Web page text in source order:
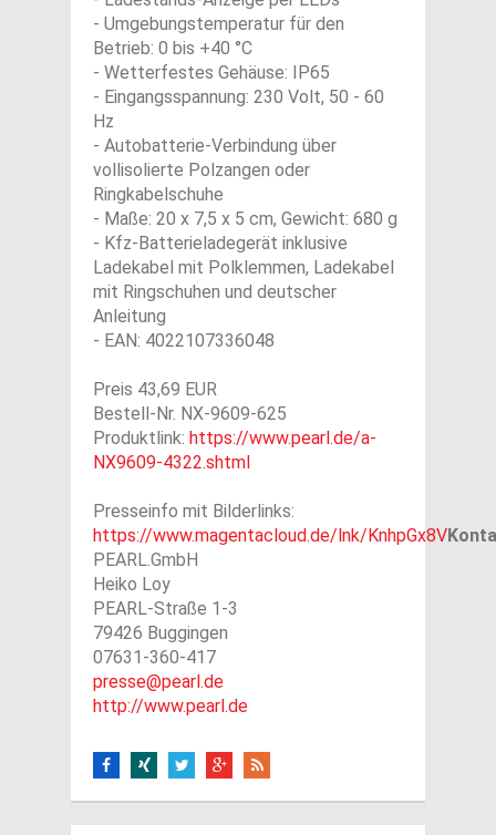
- Umgebungstemperatur für den
Betrieb: 0 bis +40 °C
- Wetterfestes Gehäuse: IP65
- Eingangsspannung: 230 Volt, 50 - 60
Hz
- Autobatterie-Verbindung über
vollisolierte Polzangen oder
Ringkabelschuhe
- Maße: 20 x 7,5 x 5 cm, Gewicht: 680 g
- Kfz-Batterieladegerät inklusive
Ladekabel mit Polklemmen, Ladekabel
mit Ringschuhen und deutscher
Anleitung
- EAN: 4022107336048
Preis 43,69 EUR
Bestell-Nr. NX-9609-625
Produktlink: https://www.pearl.de/a-
NX9609-4322.shtml
Presseinfo mit Bilderlinks:
https://www.magentacloud.de/lnk/KnhpGx8V
PEARL.GmbH
Heiko Loy
PEARL-Straße 1-3
79426 Buggingen
07631-360-417
presse@pearl.de
http://www.pearl.de